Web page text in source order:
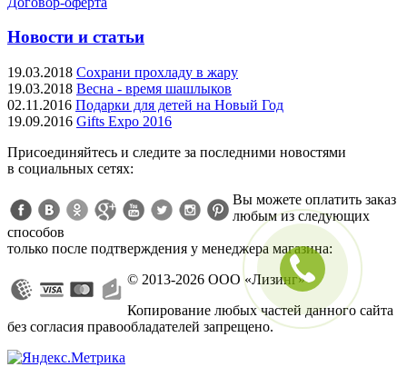
Новости и статьи
19.03.2018 Сохрани прохладу в жару
19.03.2018 Весна - время шашлыков
02.11.2016 Подарки для детей на Новый Год
19.09.2016 Gifts Expo 2016
Присоединяйтесь и следите за последними новостями
в социальных сетях:
Вы можете оплатить заказ
любым из следующих
способов
только после подтверждения у менеджера магазина:
© 2013-2026 ООО «Лизинг»
Копирование любых частей данного сайта
без согласия правообладателей запрещено.
P